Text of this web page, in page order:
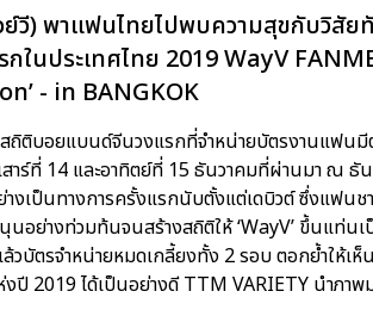
วย์วี) พาแฟนไทยไปพบความสุขกับวิ
ในประเทศไทย 2019 WayV
- in BANGKOK
ถิติบอยแบนด์จีนวงแรกที่จำหน่ายบัตรงานแฟ
าร์ที่ 14 และอาทิตย์ที่ 15 ธันวาคมที่ผ่านมา ณ ธั
างเป็นทางการครั้งแรกนับตั้งแต่เดบิวต์ ซึ่งแฟน
นอย่างท่วมท้นจนสร้างสถิติให้ ‘WayV’ ขึ้นแท่
ล้วบัตรจำหน่ายหมดเกลี้ยงทั้ง 2 รอบ ตอกย้ำให้
ปี 2019 ได้เป็นอย่างดี TTM VARIETY นำภาพ